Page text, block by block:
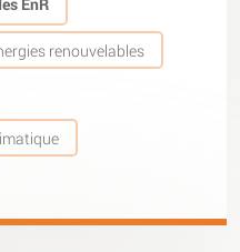
renouvelables